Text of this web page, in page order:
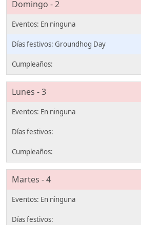
Domingo - 2
Groundhog Day
Lunes - 3
Martes - 4